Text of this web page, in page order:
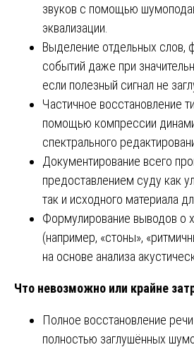
звуков с помощью
эквализации.
Выделение отдельных слов,
событий даже при
если полезный сигнал не
Частичное восстановление
помощью компрессии
спектрального
Документирование всего
предоставлением суду как
так и исходного материала
Формулирование выводов о
(например, «стоны»,
на основе анализа
Что невозможно или крайне
Полное восстановление
полностью заглушённых